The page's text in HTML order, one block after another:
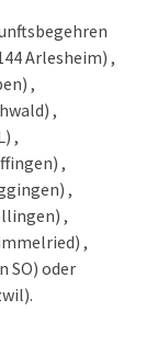
Arlesheim) ,
,
,
,
,
,
,
,
SO) oder